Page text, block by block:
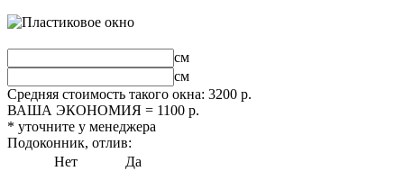
см
см
Средняя стоимость такого окна: 3200 р.
ВАША ЭКОНОМИЯ = 1100 р.
* уточните у менеджера
Подоконник, отлив:
Нет
Да